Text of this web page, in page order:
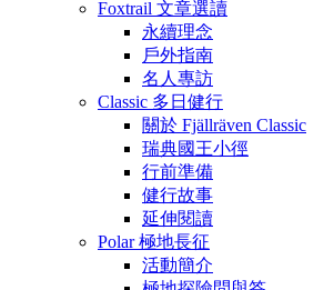
Foxtrail 文章選讀
永續理念
戶外指南
名人專訪
Classic 多日健行
關於 Fjällräven Classic
瑞典國王小徑
行前準備
健行故事
延伸閱讀
Polar 極地長征
活動簡介